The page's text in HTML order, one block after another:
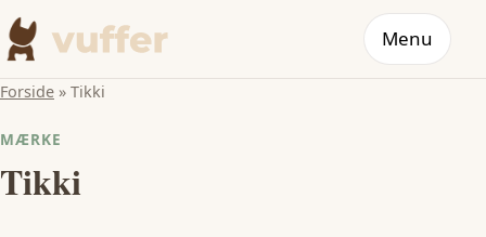
Menu
Forside » Tikki
MÆRKE
Tikki